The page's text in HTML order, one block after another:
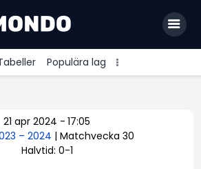
Populära lag
League
21 apr 2024 - 17:05
– 2024 | Matchvecka 30
Halvtid: 0-1